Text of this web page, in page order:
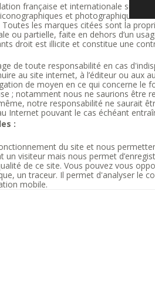
française et internationale sur
et photographiques.
les marques citées sont la
ou partielle, faite en dehors d’un
droit est illicite et constitue une
de toute responsabilité en cas
au site internet, à l’éditeur ou
de moyen en ce qui concerne
; notamment nous ne saurions être
notre responsabilité ne saurait
Internet pouvant le cas échéant
:
du site et nous
visiteur mais nous permet
de ce site. Vous pouvez vous
un traceur. Il permet d'analyser le
mobile.